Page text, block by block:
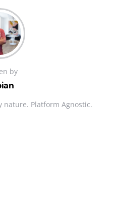
by
nature. Platform Agnostic.